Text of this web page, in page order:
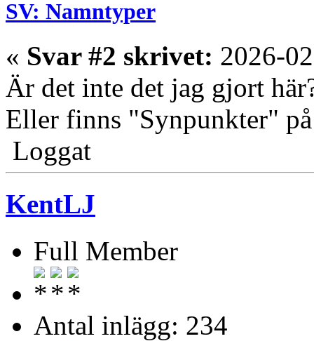
SV: Namntyper
« Svar #2 skrivet: 2026-
Är det inte det jag gjort
Eller finns "Synpunkter"
Loggat
KentLJ
Full Member
Antal inlägg: 234